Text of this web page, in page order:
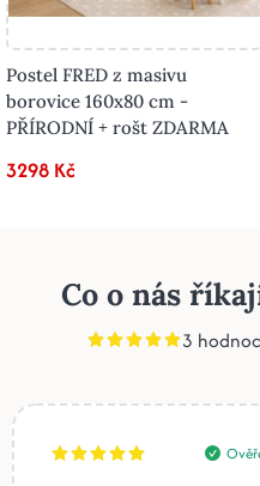
Postel FRED z masivu
borovice 160x80 cm -
PŘÍRODNÍ + rošt ZDARMA
3298 Kč
Co o nás
3